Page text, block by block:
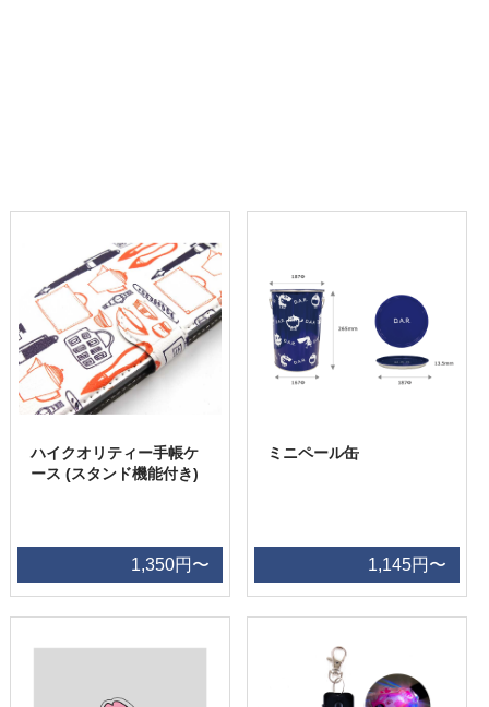
ハイクオリティー手帳ケ
ース (スタンド機能付き)
1,350円〜
ミニペール缶
1,145円〜